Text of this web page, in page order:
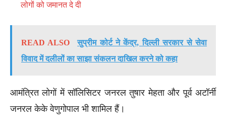
लोगों को जमानत दे दी
READ ALSO
सुप्रीम कोर्ट ने केंद्र, दिल्ली सरकार से सेवा
विवाद में दलीलों का साझा संकलन दाखिल करने को कहा
आमंत्रित लोगों में सॉलिसिटर जनरल तुषार मेहता और पूर्व अटॉर्नी
जनरल केके वेणुगोपाल भी शामिल हैं।